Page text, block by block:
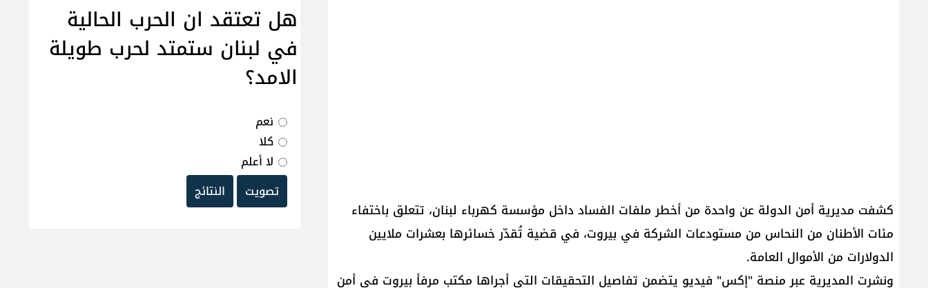
كشفت مديرية أمن الدولة عن واحدة من أخطر ملفات الفساد داخل مؤسسة كهرباء لبنان، تتعلق باختفاء
مئات الأطنان من النحاس من مستودعات الشركة في بيروت، في قضية تُقدّر خسائرها بعشرات ملايين
الدولارات من الأموال العامة.
ونشرت المديرية عبر منصة "إكس" فيديو يتضمن تفاصيل التحقيقات التي أجراها مكتب مرفأ بيروت في أمن
هل تعتقد ان الحرب الحالية
في لبنان ستمتد لحرب طويلة
الامد؟
نعم
كلا
لا أعلم
تصويت
النتائج